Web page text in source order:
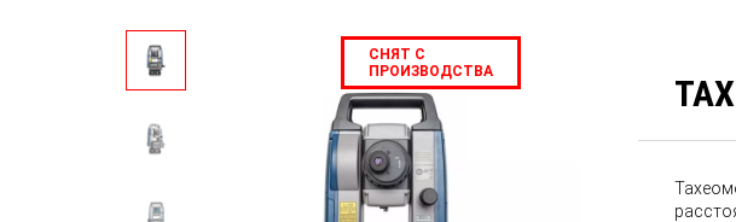
СНЯТ С
ПРОИЗВОДСТВА